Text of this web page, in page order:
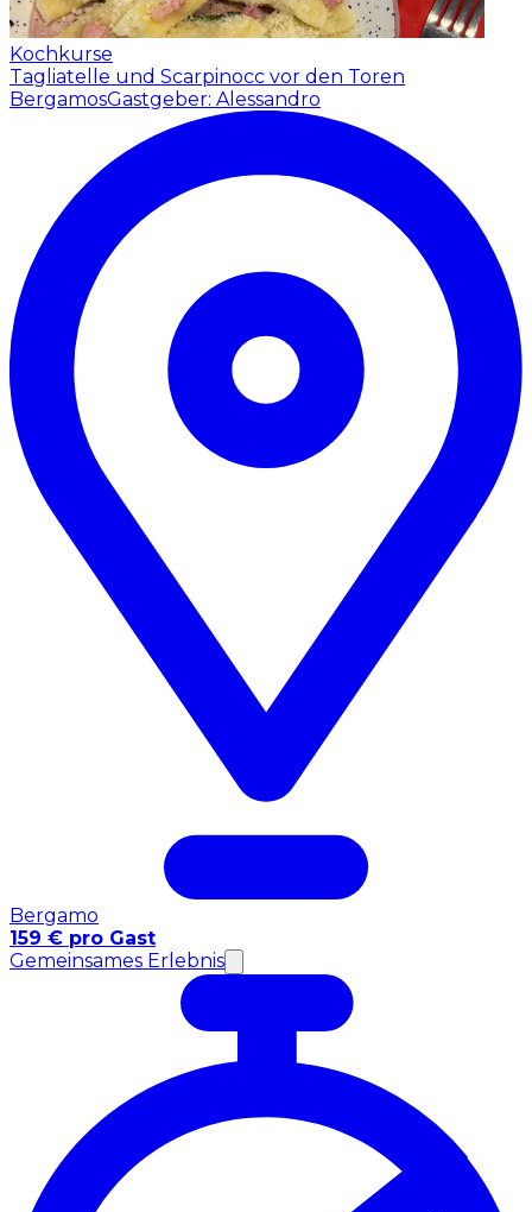
Kochkurse
Tagliatelle und Scarpinocc vor den Toren
BergamosGastgeber: Alessandro
Bergamo
159 € pro Gast
Gemeinsames Erlebnis